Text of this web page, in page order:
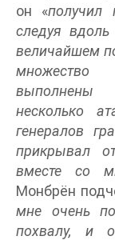
он «получил
следуя
величайшем
выполнены
несколько
генералов
прикрывал
вместе со
Монбрён
мне очень
похвалу, и